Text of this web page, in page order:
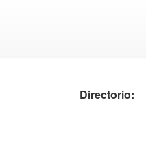
Directorio: